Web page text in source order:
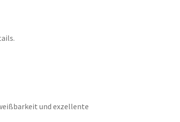
und exzellente